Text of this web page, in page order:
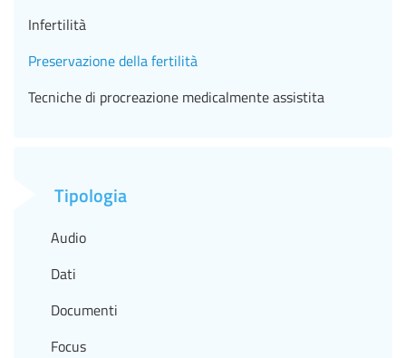
Infertilità
Preservazione della fertilità
Tecniche di procreazione medicalmente assistita
Tipologia
Audio
Dati
Documenti
Focus